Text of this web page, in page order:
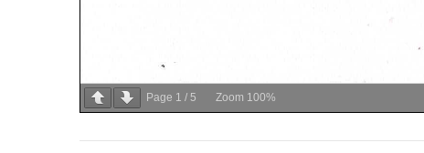
Page 1 / 5 Zoom 100%